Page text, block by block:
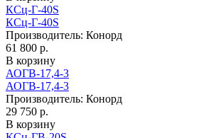
КСц-Г-40S
КСц-Г-40S
Производитель: Конорд
61 800 р.
В корзину
АОГВ-17,4-3
АОГВ-17,4-3
Производитель: Конорд
29 750 р.
В корзину